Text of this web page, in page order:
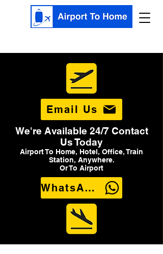
Email Us
We're Available 24/7 Contact
Us Today
Airport To Home, Hotel, Office, Train
Station, Anywhere.
Or To Airport
WhatsApp Us